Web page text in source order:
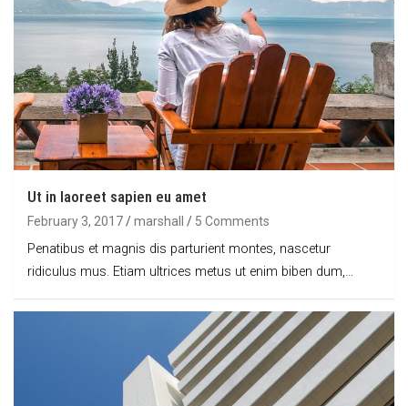
Ut in laoreet sapien eu amet
February 3, 2017 marshall 5 Comments
Penatibus et magnis dis parturient montes, nascetur
ridiculus mus. Etiam ultrices metus ut enim biben dum,…